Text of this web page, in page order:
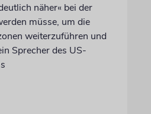
näher« bei der
müsse, um die
weiterzuführen und
Sprecher des US-